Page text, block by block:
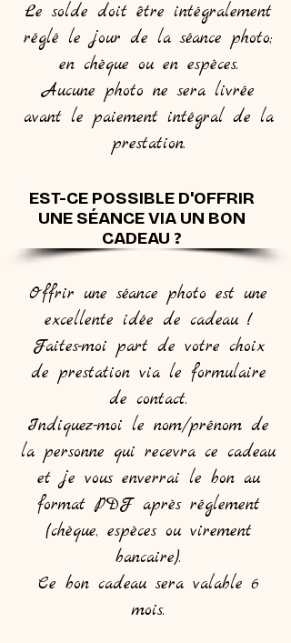
Le solde doit être intégralement
réglé le jour de la séance photo;
en chèque ou en espèces.
Aucune photo ne sera livrée
avant le paiement intégral de la
prestation.
EST-CE POSSIBLE D'OFFRIR
UNE SÉANCE VIA UN BON
CADEAU ?
Offrir une séance photo est une
excellente idée de cadeau !
Faites-moi part de votre choix
de prestation via le formulaire
de contact.
Indiquez-moi le nom/prénom de
la personne qui recevra ce cadeau
et je vous enverrai le bon au
format PDF après réglement
(chèque, espèces ou virement
bancaire).
Ce bon cadeau sera valable 6
mois.